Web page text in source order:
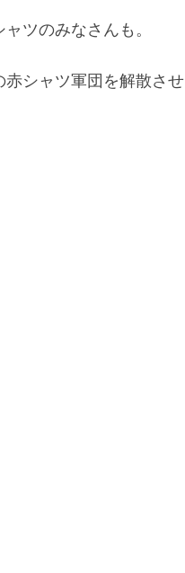
ツのみなさんも。
シャツ軍団を解散させ